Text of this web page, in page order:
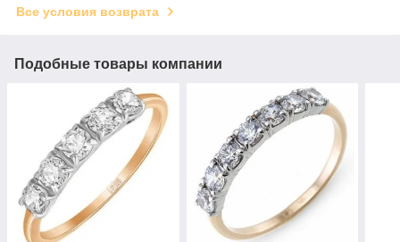
Все условия возврата
Подобные товары компании